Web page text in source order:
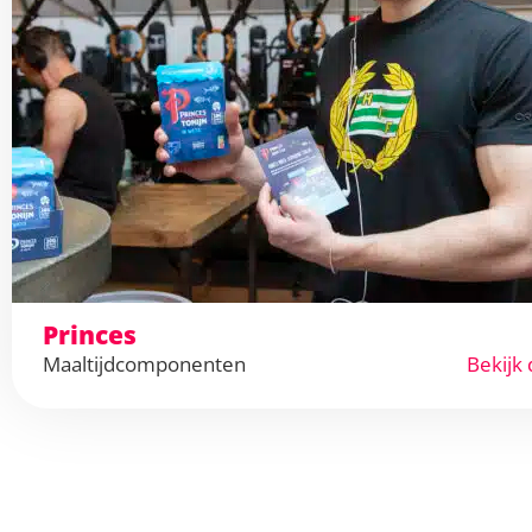
Princes
Maaltijdcomponenten Bekijk